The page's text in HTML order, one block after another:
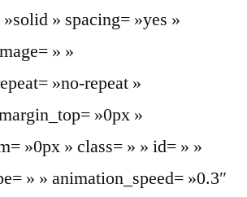
» spacing= »yes »
» »
»no-repeat »
»0px »
»0px » class= » » id= » »
» » animation_speed= »0.3″